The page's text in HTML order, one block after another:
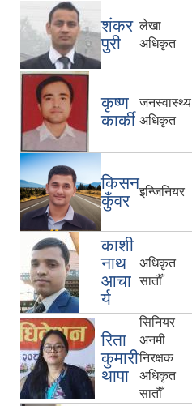
शंकर
पुरी
लेखा
अधिकृत
कृष्ण
कार्की
जनस्वास्थ्य
अधिकृत
किसन
कुँवर
इन्जिनियर
काशी
नाथ
आचा
र्य
अधिकृत
सातौँ
रिता
कुमारी
थापा
सिनियर
अनमी
निरक्षक
अधिकृत
सातौँ